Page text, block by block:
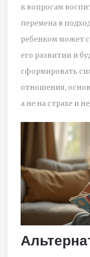
к вопросам
перемена в
ребенком может
его развитии и
сформировать
отношения,
а не на страхе и